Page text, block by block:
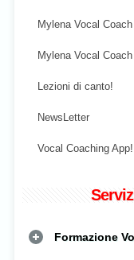
Mylena Vocal
Mylena Vocal
Lezioni di canto!
NewsLetter
Vocal Coaching App!
Formazione